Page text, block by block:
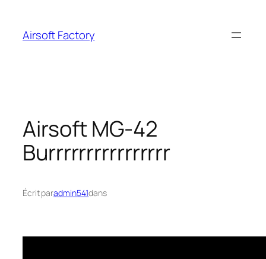
contenu
Airsoft Factory
Airsoft MG-42
Burrrrrrrrrrrrrrrr
Écrit paradmin541dans